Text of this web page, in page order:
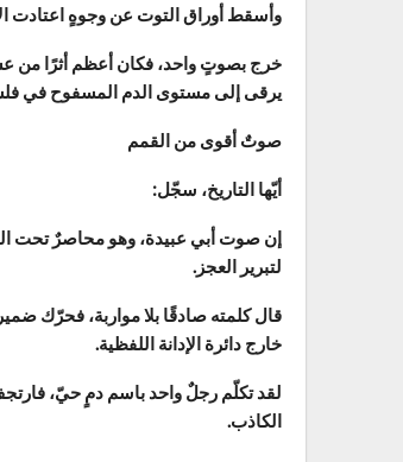
وأسقط أوراق التوت عن وجوهٍ اعتادت
خرج بصوتٍ واحد، فكان أعظم أثرًا من
يرقى إلى مستوى الدم المسفوح في
صوتٌ أقوى من القمم
أيّها التاريخ، سجّل:
إن صوت أبي عبيدة، وهو محاصرٌ تحت
لتبرير العجز.
قال كلمته صادقًا بلا مواربة، فحرّك
خارج دائرة الإدانة اللفظية.
لقد تكلّم رجلٌ واحد باسم دمٍ حيّ،
الكاذب.